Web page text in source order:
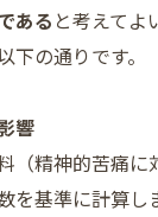
ある と考えてよ
下の通りです。
響
（精神的苦痛に
を基準に計算し